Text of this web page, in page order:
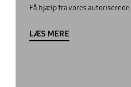
Få hjælp fra vores
LÆS MERE